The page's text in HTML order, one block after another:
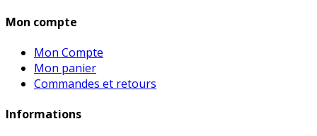
Mon compte
Mon Compte
Mon panier
Commandes et retours
Informations